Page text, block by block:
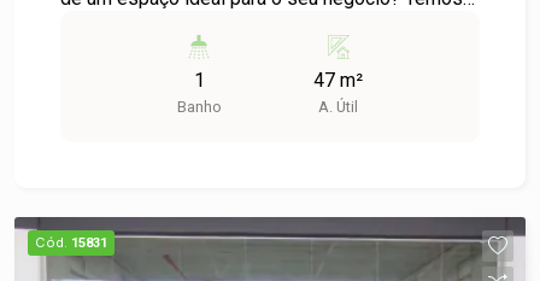
em Condomínio no Bairro Padre Reus - Área Útil:
47,00 m² - Localização: Bairro Padre Reus, São
Com 43,00 m² de área útil, o espaço é versátil e
pode ser adaptado conforme a sua necessidade,
1
Banho
47 m²
A. Útil
Cód. 15831